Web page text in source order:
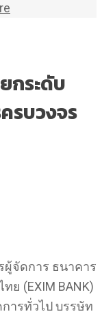
กระดับ
รบวงจร
ผู้จัดการ ธนาคาร
ย (EXIM BANK)
ารทั่วไป บรรษัท